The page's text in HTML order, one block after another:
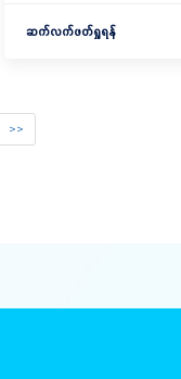
ဆက်လက်ဖတ်ရှုရန်
>>